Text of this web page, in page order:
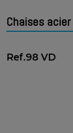
Chaises
Ref.98 VD